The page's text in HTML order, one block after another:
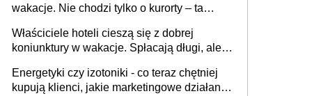
wakacje. Nie chodzi tylko o kurorty – ta
tam, gdzie wielu spędzi urlop po cichu
Właściciele hoteli cieszą się z dobrej
koniunktury w wakacje. Spłacają długi, ale
Energetyki czy izotoniki - co teraz chętniej
kupują klienci, jakie marketingowe działania